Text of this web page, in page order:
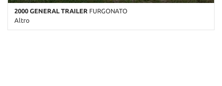
2000 GENERAL TRAILER FURGONATO
Altro